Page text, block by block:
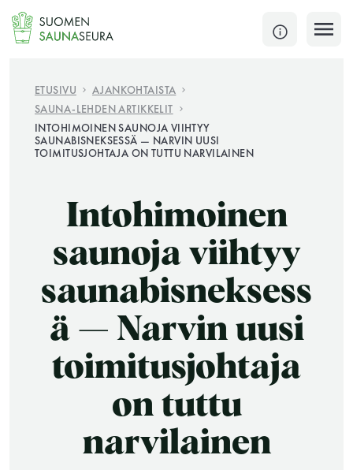
Siirry
sisältöön
SULJE
Jokaisen kuun 1. lauantai on jaettu ja jokaisen kuun
1. maanantai huoltomaanantai
JÄSENSIVUT
ETUSIVU
AJANKOHTAISTA
SAUNA-LEHDEN ARTIKKELIT
INTOHIMOINEN SAUNOJA VIIHTYY
SAUNABISNEKSESSÄ — NARVIN UUSI
TOIMITUSJOHTAJA ON TUTTU NARVILAINEN
Intohimoinen
saunoja viihtyy
saunabisneksess
ä — Narvin uusi
toimitusjohtaja
on tuttu
narvilainen